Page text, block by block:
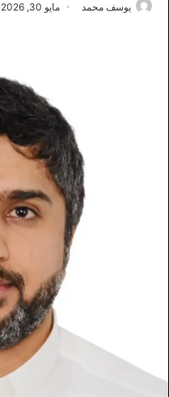
يوسف محمد مايو 30, 2026